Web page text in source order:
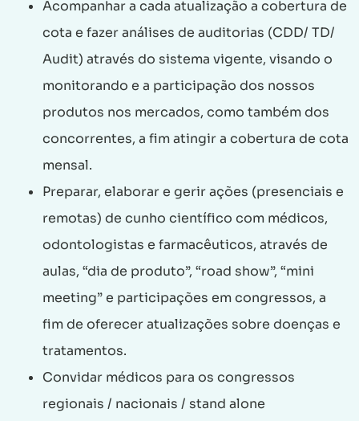
Acompanhar a cada atualização a cobertura de
cota e fazer análises de auditorias (CDD/ TD/
Audit) através do sistema vigente, visando o
monitorando e a participação dos nossos
produtos nos mercados, como também dos
concorrentes, a fim atingir a cobertura de cota
mensal.
Preparar, elaborar e gerir ações (presenciais e
remotas) de cunho científico com médicos,
odontologistas e farmacêuticos, através de
aulas, “dia de produto”, “road show”, “mini
meeting” e participações em congressos, a
fim de oferecer atualizações sobre doenças e
tratamentos.
Convidar médicos para os congressos
regionais / nacionais / stand alone